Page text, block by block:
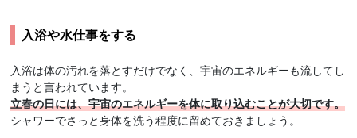
入浴や水仕事をする
入浴は体の汚れを落とすだけでなく、宇宙のエネルギーも流してし
まうと言われています。
立春の日には、宇宙のエネルギーを体に取り込むことが大切です。
シャワーでさっと身体を洗う程度に留めておきましょう。